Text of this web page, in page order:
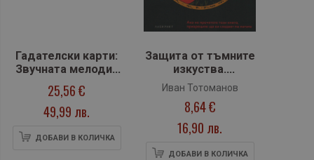
Гадателски карти:
Звучната мелодия
на сърцето
25,56 €
49,99 лв.
ДОБАВИ В КОЛИЧКА
Защита от тъмните
изкуства.
Пътеводител към
явления Защита от
тъмните изкуства.
Пътеводител към
паранормалните
Иван Тотоманов
8,64 €
16,90 лв.
ДОБАВИ В КОЛИЧКА